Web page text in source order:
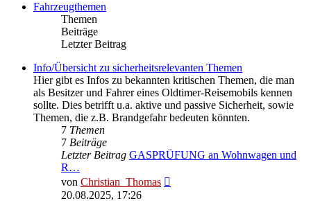
Fahrzeugthemen
Themen
Beiträge
Letzter Beitrag
Info/Übersicht zu sicherheitsrelevanten Themen
Hier gibt es Infos zu bekannten kritischen Themen, die man
als Besitzer und Fahrer eines Oldtimer-Reisemobils kennen
sollte. Dies betrifft u.a. aktive und passive Sicherheit, sowie
Themen, die z.B. Brandgefahr bedeuten könnten.
7 Themen
7 Beiträge
Letzter Beitrag GASPRÜFUNG an Wohnwagen und
R…
von Christian_Thomas
20.08.2025, 17:26